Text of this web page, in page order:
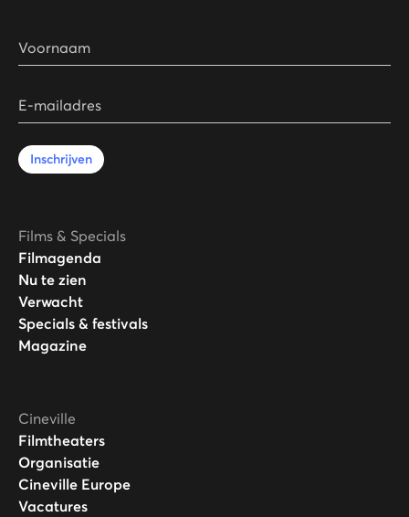
Voornaam
E-mailadres
Inschrijven
Films & Specials
Filmagenda
Nu te zien
Verwacht
Specials & festivals
Magazine
Cineville
Filmtheaters
Organisatie
Cineville Europe
Vacatures